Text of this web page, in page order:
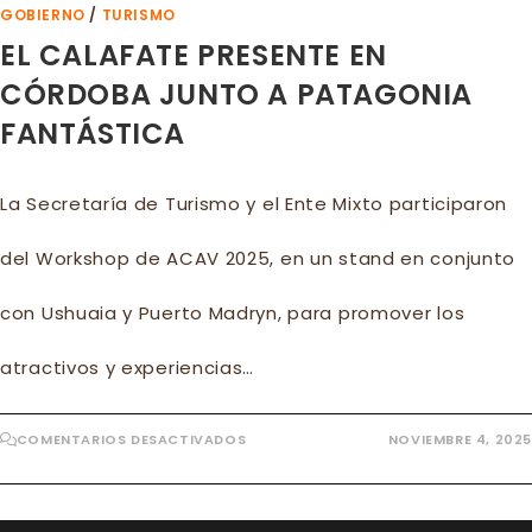
GOBIERNO / TURISMO
EL CALAFATE PRESENTE EN
CÓRDOBA JUNTO A PATAGONIA
FANTÁSTICA
La Secretaría de Turismo y el Ente Mixto participaron
del Workshop de ACAV 2025, en un stand en conjunto
con Ushuaia y Puerto Madryn, para promover los
atractivos y experiencias…
COMENTARIOS DESACTIVADOSEN
PRESENTE
CÓRDOBA
NOVIEMBRE 4, 2025